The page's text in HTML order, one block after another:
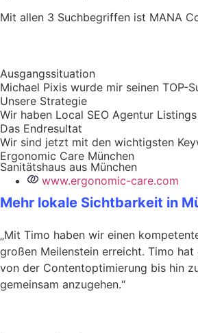
Mit allen 3 Suchbegriffen ist MANA
Ausgangssituation
Michael Pixis wurde mir seinen
Unsere Strategie
Wir haben Local SEO Agentur
Das Endresultat
Wir sind jetzt mit den wichtigsten
Ergonomic Care München
Sanitätshaus aus München
www.ergonomic-care.com
Mehr lokale Sichtbarkeit in
„Mit Timo haben wir einen
großen Meilenstein erreicht. Timo
von der Contentoptimierung bis hin
gemeinsam anzugehen.“